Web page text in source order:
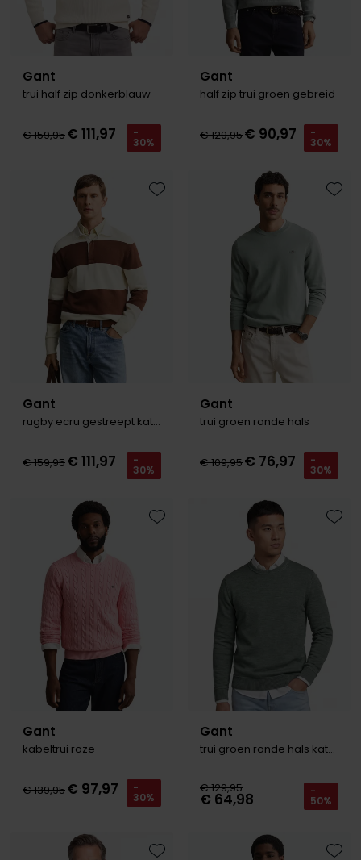
Gant
trui half zip donkerblauw
€ 159,95€ 111,97 -
30%
Gant
half zip trui groen gebreid
€ 129,95€ 90,97 -
30%
Gant
rugby ecru gestreept katoen
€ 159,95€ 111,97 -
30%
Toevoegen aan favorieten
Gant
trui groen ronde hals
€ 109,95€ 76,97 -
30%
Gant
kabeltrui roze
€ 139,95€ 97,97 -
30%
Toevoegen aan favorieten
Gant
trui groen ronde hals katoen
€ 129,95
€ 64,98 -
50%